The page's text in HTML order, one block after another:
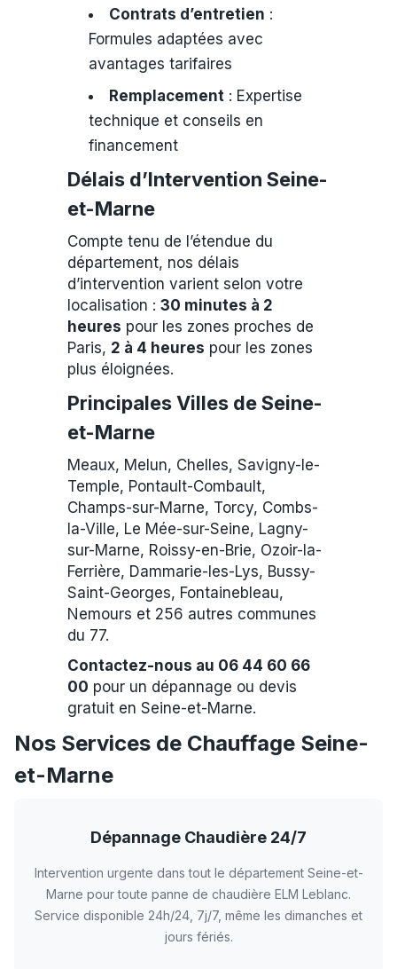
Contrats d’entretien :
Formules adaptées avec
avantages tarifaires
Remplacement : Expertise
technique et conseils en
financement
Délais d’Intervention Seine-
et-Marne
Compte tenu de l’étendue du
département, nos délais
d’intervention varient selon votre
localisation : 30 minutes à 2
heures pour les zones proches de
Paris, 2 à 4 heures pour les zones
plus éloignées.
Principales Villes de Seine-
et-Marne
Meaux, Melun, Chelles, Savigny-le-
Temple, Pontault-Combault,
Champs-sur-Marne, Torcy, Combs-
la-Ville, Le Mée-sur-Seine, Lagny-
sur-Marne, Roissy-en-Brie, Ozoir-la-
Ferrière, Dammarie-les-Lys, Bussy-
Saint-Georges, Fontainebleau,
Nemours et 256 autres communes
du 77.
Contactez-nous au 06 44 60 66
00 pour un dépannage ou devis
gratuit en Seine-et-Marne.
Nos Services de Chauffage Seine-
et-Marne
Dépannage Chaudière 24/7
Intervention urgente dans tout le département Seine-et-
Marne pour toute panne de chaudière ELM Leblanc.
Service disponible 24h/24, 7j/7, même les dimanches et
jours fériés.